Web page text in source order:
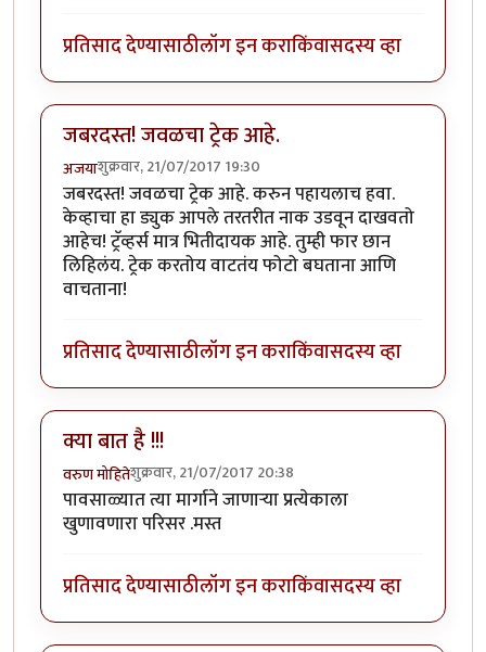
प्रतिसाद देण्यासाठीलॉग इन कराकिंवासदस्य व्हा
जबरदस्त! जवळचा ट्रेक आहे.
अजयाशुक्रवार, 21/07/2017 19:30
जबरदस्त! जवळचा ट्रेक आहे. करुन पहायलाच हवा.
केव्हाचा हा ड्युक आपले तरतरीत नाक उडवून दाखवतो
आहेच! ट्रॅव्हर्स मात्र भितीदायक आहे. तुम्ही फार छान
लिहिलंय. ट्रेक करतोय वाटतंय फोटो बघताना आणि
वाचताना!
प्रतिसाद देण्यासाठीलॉग इन कराकिंवासदस्य व्हा
क्या बात है !!!
वरुण मोहितेशुक्रवार, 21/07/2017 20:38
पावसाळ्यात त्या मार्गाने जाणाऱ्या प्रत्येकाला
खुणावणारा परिसर .मस्त
प्रतिसाद देण्यासाठीलॉग इन कराकिंवासदस्य व्हा